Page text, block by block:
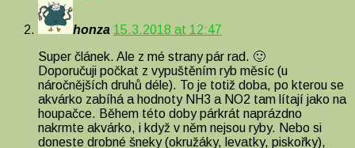
honza 15.3.2018 at 12:47
Super článek. Ale z mé strany pár rad. 🙂
Doporučuji počkat z vypuštěním ryb měsíc (u
náročnějších druhů déle). To je totiž doba, po kterou se
akvárko zabíhá a hodnoty NH3 a NO2 tam lítají jako na
houpačce. Během této doby párkrát naprázdno
nakrmte akvárko, i když v něm nejsou ryby. Nebo si
doneste drobné šneky (okružáky, levatky, piskořky),